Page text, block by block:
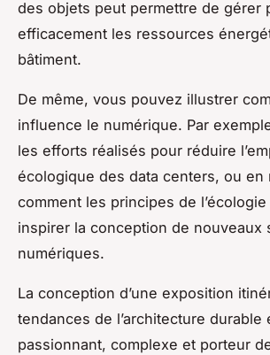
des objets peut permettre de gérer
efficacement les ressources
bâtiment.
De même, vous pouvez illustrer
influence le numérique. Par
les efforts réalisés pour réduire
écologique des data centers, ou en
comment les principes de
inspirer la conception de nouveaux
numériques.
La conception d’une exposition
tendances de l’architecture durable
passionnant, complexe et porteur